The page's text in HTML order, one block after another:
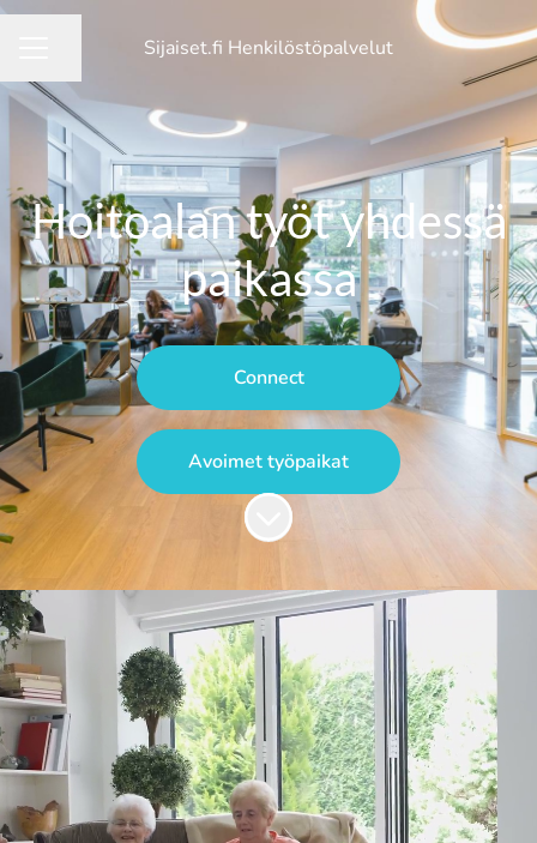
Sijaiset.fi Henkilöstöpalvelut
Hoitoalan työt yhdessä
paikassa
Connect
Avoimet työpaikat
Siirry sisältöön
Keikkatyöt ja
määräaikaisuudet
yhdessä paikassa